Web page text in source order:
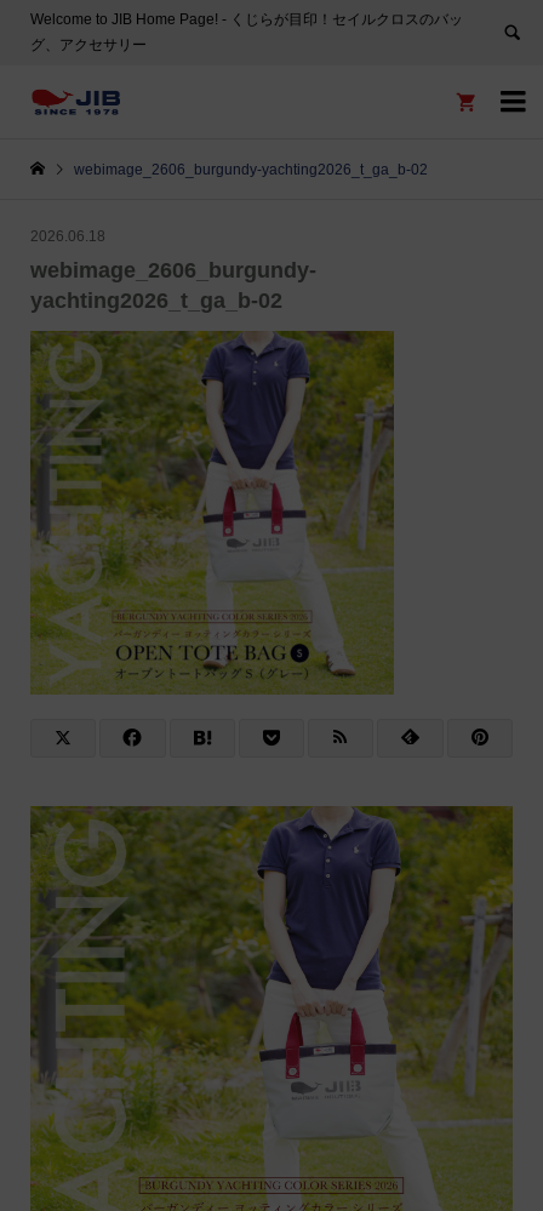
Welcome to JIB Home Page! ‐ くじらが目印！セイルクロスのバッ
グ、アクセサリー


webimage_2606_burgundy-yachting2026_t_ga_b-02
2026.06.18
webimage_2606_burgundy-
yachting2026_t_ga_b-02